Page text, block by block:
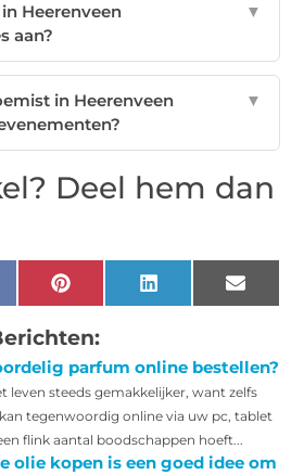
Heerenveen
aan?
▼
in Heerenveen
▼
Deel hem dan
Pinterest LinkedIn Email
parfum online bestellen?
leven steeds gemakkelijker, want zelfs
tegenwoordig online via uw pc, tablet
flink aantal boodschappen hoeft...
olie kopen is een goed idee om